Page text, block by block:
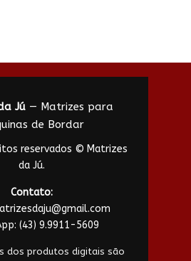
Jú— Matrizes para
de Bordar
reservados © Matrizes
da Jú.
Contato:
(43) 9.9911-5609
dos produtos digitais são